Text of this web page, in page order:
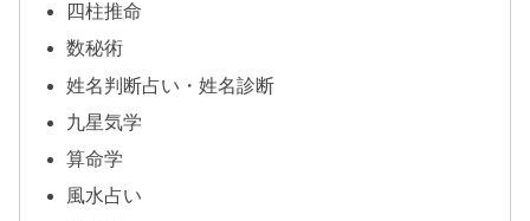
四柱推命
数秘術
姓名判断占い・姓名診断
九星気学
算命学
風水占い